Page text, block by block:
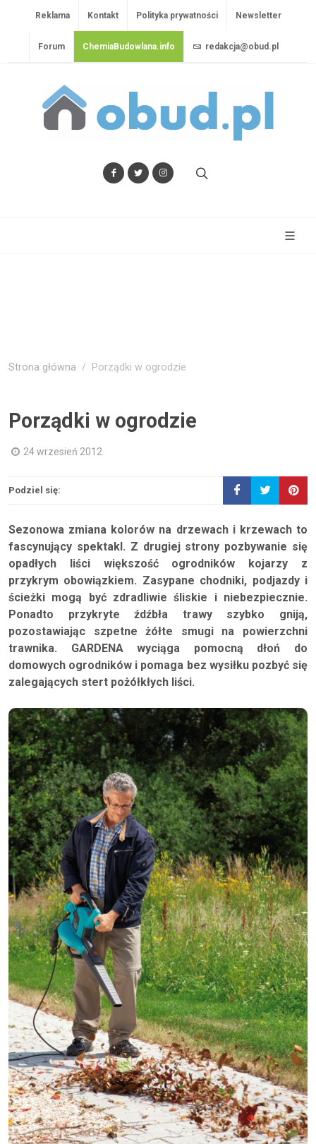
Reklama Kontakt Polityka prywatności Newsletter
Forum ChemiaBudowlana.info redakcja@obud.pl
Strona główna Porządki w ogrodzie
Porządki w ogrodzie
24 wrzesień 2012
Podziel się:
Sezonowa zmiana kolorów na drzewach i krzewach to
fascynujący spektakl. Z drugiej strony pozbywanie się
opadłych liści większość ogrodników kojarzy z
przykrym obowiązkiem. Zasypane chodniki, podjazdy i
ścieżki mogą być zdradliwie śliskie i niebezpiecznie.
Ponadto przykryte źdźbła trawy szybko gniją,
pozostawiając szpetne żółte smugi na powierzchni
trawnika. GARDENA wyciąga pomocną dłoń do
domowych ogrodników i pomaga bez wysiłku pozbyć się
zalegających stert pożółkłych liści.